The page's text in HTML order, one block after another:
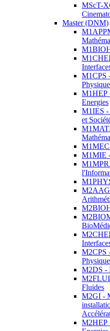
MScT-
Master (DNM)
M1CPS
Physique
M1HEP
Energies
M1IES -
et
M1MIE
M2AAG
M2CPS
Physique
M2DS -
Fluides
M2GI -
M2HEP